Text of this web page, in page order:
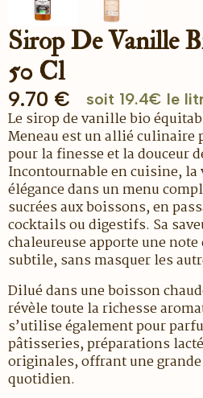
Sirop De Vanille
50 Cl
9.70 € soit 19.4€ le
Le sirop de vanille bio
Meneau est un allié culinaire
pour la finesse et la douceur
Incontournable en cuisine, la
élégance dans un menu
sucrées aux boissons, en
cocktails ou digestifs. Sa
chaleureuse apporte une
subtile, sans masquer les
Dilué dans une boisson
révèle toute la richesse
s’utilise également pour
pâtisseries, préparations
originales, offrant une
quotidien.